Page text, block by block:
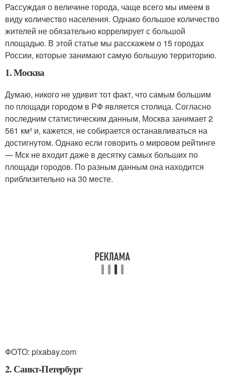
Рассуждая о величине города, чаще всего мы имеем в
виду количество населения. Однако большое количество
жителей не обязательно коррелирует с большой
площадью. В этой статье мы расскажем о 15 городах
России, которые занимают самую большую территорию.
1. Москва
Думаю, никого не удивит тот факт, что самым большим
по площади городом в РФ является столица. Согласно
последним статистическим данным, Москва занимает 2
561 км² и, кажется, не собирается останавливаться на
достигнутом. Однако если говорить о мировом рейтинге
— Мск не входит даже в десятку самых больших по
площади городов. По разным данным она находится
приблизительно на 30 месте.
ФОТО: pixabay.com
2. Санкт-Петербург